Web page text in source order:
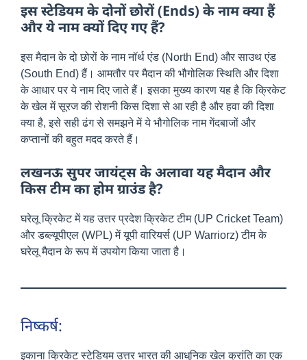
इस स्टेडियम के दोनों छोरों (Ends) के नाम क्या हैं
और ये नाम क्यों दिए गए हैं?
इस मैदान के दो छोरों के नाम नॉर्थ एंड (North End) और साउथ एंड
(South End) हैं। आमतौर पर मैदान की भौगोलिक स्थिति और दिशा
के आधार पर ये नाम दिए जाते हैं। इसका मुख्य कारण यह है कि क्रिकेट
के खेल में सूरज की रोशनी किस दिशा से आ रही है और हवा की दिशा
क्या है, इसे सही ढंग से समझने में ये भौगोलिक नाम गेंदबाजों और
कप्तानों की बहुत मदद करते हैं।
लखनऊ सुपर जायंट्स के अलावा यह मैदान और
किस टीम का होम ग्राउंड है?
घरेलू क्रिकेट में यह उत्तर प्रदेश क्रिकेट टीम (UP Cricket Team)
और डब्ल्यूपीएल (WPL) में यूपी वारियर्स (UP Warriorz) टीम के
घरेलू मैदान के रूप में उपयोग किया जाता है।
निष्कर्ष:
इकाना क्रिकेट स्टेडियम उत्तर भारत की आधुनिक खेल क्रांति का एक